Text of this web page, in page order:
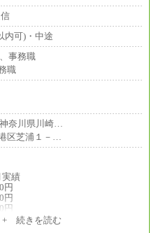
円
円 〈福
手当なし）
更なし
、247,000円～(※2)、242,000円
(※4)、237,000円～（※5）
を含んだ金額を表示
円、※3…28,000円、
円）
更なし
219,000 円～ 〈大阪・兵庫〉
円～ 〈福岡〉月給185,000 円～
変更なし
内可)・中途
事務職
職
奈川県川崎…
区芝浦１－…
実績
円
円
円
更はございません
+ 続きを読む